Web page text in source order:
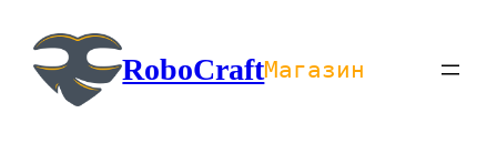
содержимомуRoboCraftМагазин